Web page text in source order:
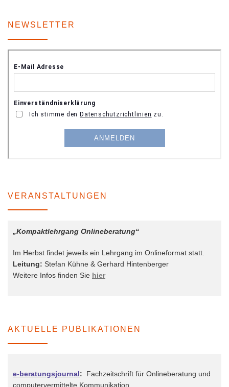
NEWSLETTER
VERANSTALTUNGEN
„Kompaktlehrgang Onlineberatung“
Im Herbst findet jeweils ein Lehrgang im Onlineformat statt.
Leitung: Stefan Kühne & Gerhard Hintenberger
Weitere Infos finden Sie hier
AKTUELLE PUBLIKATIONEN
e-beratungsjournal: Fachzeitschrift für Onlineberatung und
computervermittelte Kommunikation